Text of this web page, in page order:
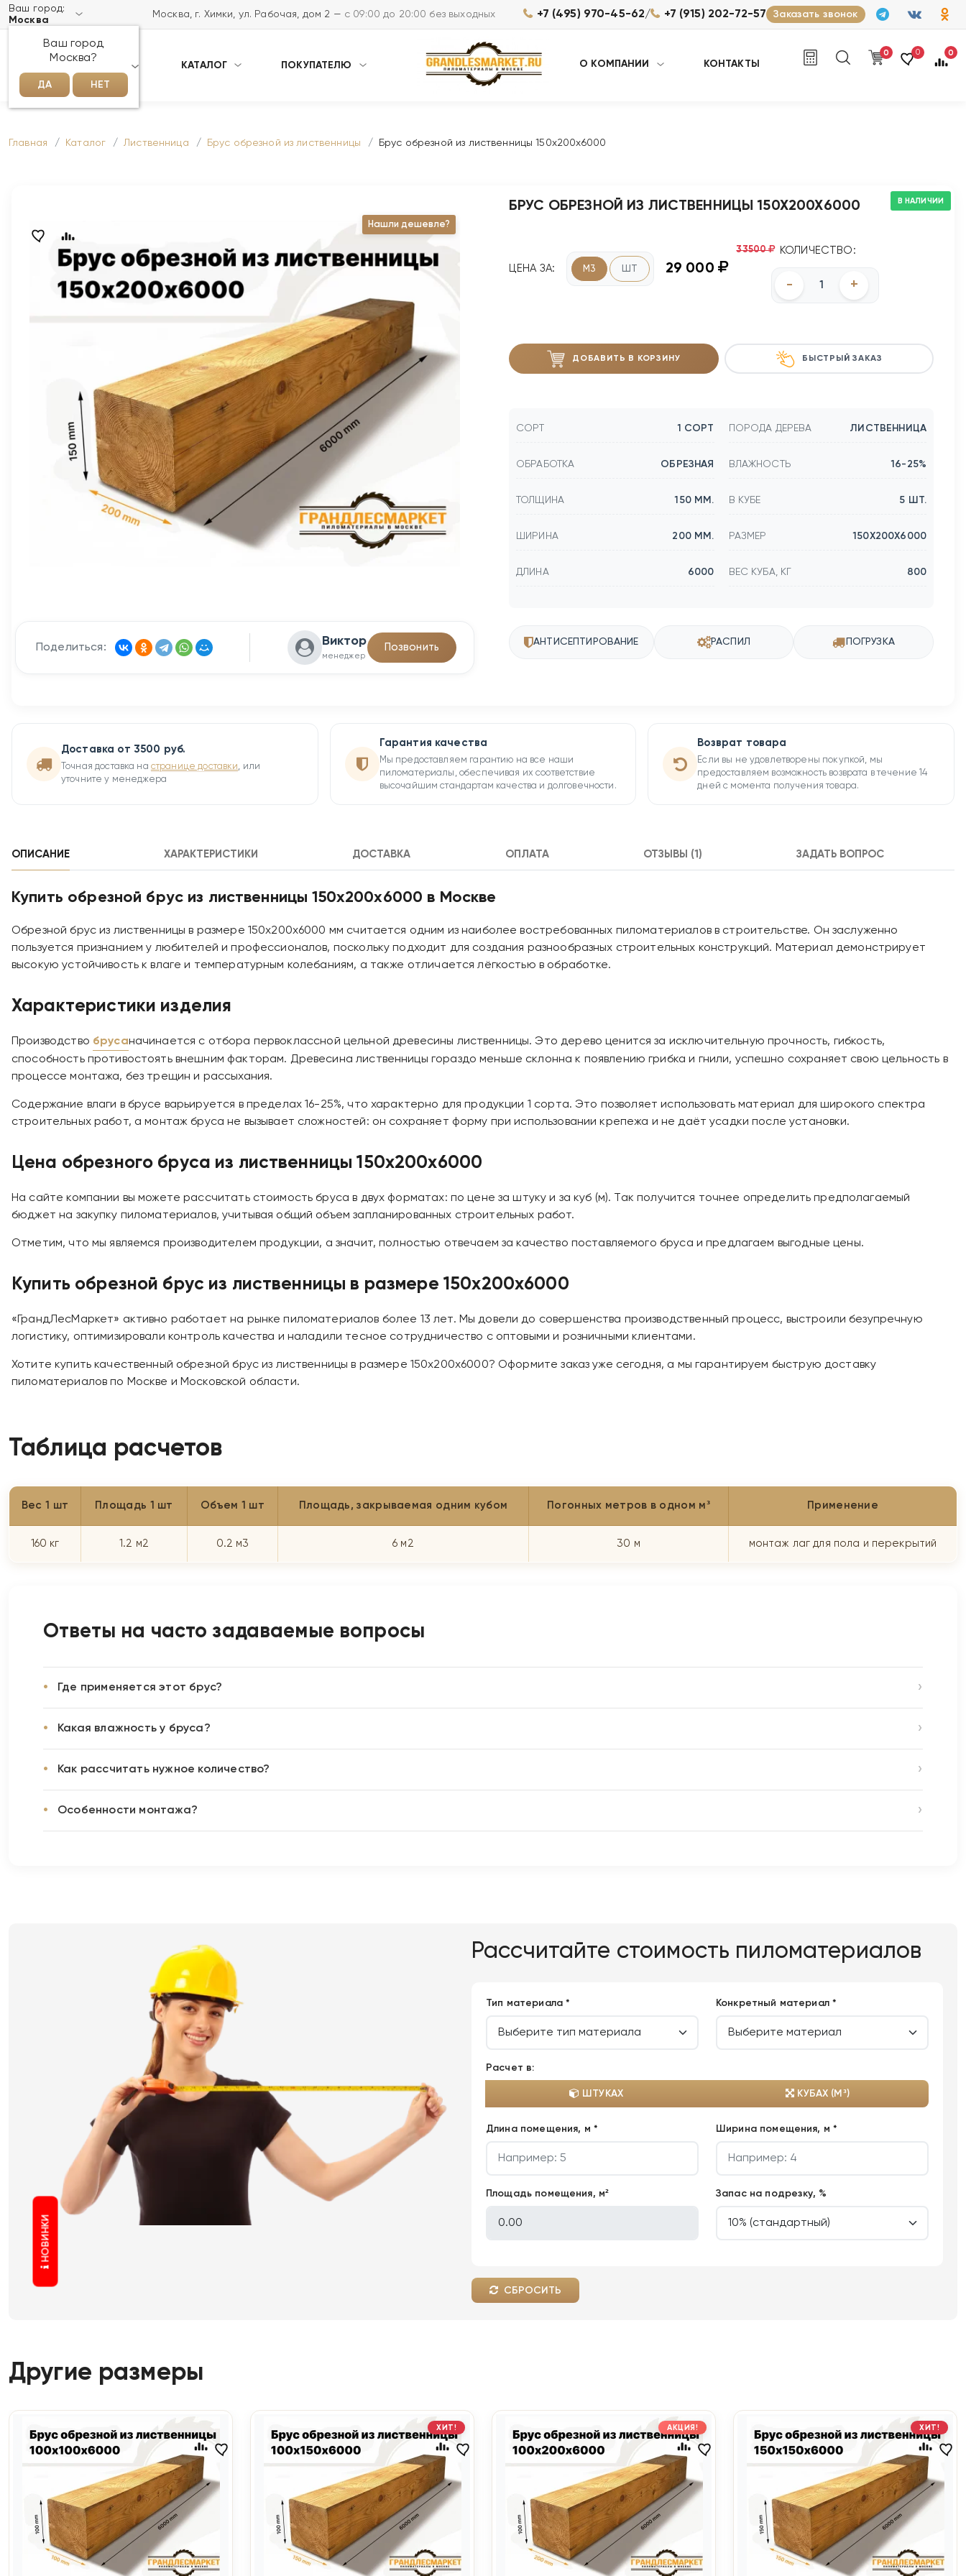
Ваш город:
Москва
Ваш город
Москва?
ДА НЕТ
Москва, г. Химки, ул. Рабочая, дом 2 — с 09:00 до 20:00 без выходных +7 (495) 970-45-62/ +7 (915) 202-72-57 Заказать звонок
КАТАЛОГ ПОКУПАТЕЛЮ О КОМПАНИИ КОНТАКТЫ
0 0 0
Главная Каталог Лиственница Брус обрезной из лиственницы Брус обрезной из лиственницы 150х200х6000
Нашли дешевле?
В НАЛИЧИИ
Поделиться:
Виктор
менеджер
Позвонить
БРУС ОБРЕЗНОЙ ИЗ ЛИСТВЕННИЦЫ 150Х200Х6000
ЦЕНА ЗА: М3 ШТ 29 000
33500 КОЛИЧЕСТВО:
- +
ДОБАВИТЬ В КОРЗИНУ БЫСТРЫЙ ЗАКАЗ
СОРТ 1 СОРТ ПОРОДА ДЕРЕВА ЛИСТВЕННИЦА
ОБРАБОТКА ОБРЕЗНАЯ ВЛАЖНОСТЬ 16-25%
ТОЛЩИНА 150 ММ. В КУБЕ 5 ШТ.
ШИРИНА 200 ММ. РАЗМЕР 150Х200Х6000
ДЛИНА 6000 ВЕС КУБА, КГ 800
АНТИСЕПТИРОВАНИЕ РАСПИЛ ПОГРУЗКА
Доставка от 3500 руб.
Точная доставка на странице доставки, или
уточните у менеджера
Гарантия качества
Мы предоставляем гарантию на все наши
пиломатериалы, обеспечивая их соответствие
высочайшим стандартам качества и долговечности.
Возврат товара
Если вы не удовлетворены покупкой, мы
предоставляем возможность возврата в течение 14
дней с момента получения товара.
ОПИСАНИЕ ХАРАКТЕРИСТИКИ ДОСТАВКА ОПЛАТА ОТЗЫВЫ (1) ЗАДАТЬ ВОПРОС
Купить обрезной брус из лиственницы 150х200х6000 в Москве
Обрезной брус из лиственницы в размере 150х200х6000 мм считается одним из наиболее востребованных пиломатериалов в строительстве. Он заслуженно
пользуется признанием у любителей и профессионалов, поскольку подходит для создания разнообразных строительных конструкций. Материал демонстрирует
высокую устойчивость к влаге и температурным колебаниям, а также отличается лёгкостью в обработке.
Характеристики изделия
Производство брусаначинается с отбора первоклассной цельной древесины лиственницы. Это дерево ценится за исключительную прочность, гибкость,
способность противостоять внешним факторам. Древесина лиственницы гораздо меньше склонна к появлению грибка и гнили, успешно сохраняет свою цельность в
процессе монтажа, без трещин и рассыхания.
Содержание влаги в брусе варьируется в пределах 16-25%, что характерно для продукции 1 сорта. Это позволяет использовать материал для широкого спектра
строительных работ, а монтаж бруса не вызывает сложностей: он сохраняет форму при использовании крепежа и не даёт усадки после установки.
Цена обрезного бруса из лиственницы 150х200х6000
На сайте компании вы можете рассчитать стоимость бруса в двух форматах: по цене за штуку и за куб (м). Так получится точнее определить предполагаемый
бюджет на закупку пиломатериалов, учитывая общий объем запланированных строительных работ.
Отметим, что мы являемся производителем продукции, а значит, полностью отвечаем за качество поставляемого бруса и предлагаем выгодные цены.
Купить обрезной брус из лиственницы в размере 150х200х6000
«ГрандЛесМаркет» активно работает на рынке пиломатериалов более 13 лет. Мы довели до совершенства производственный процесс, выстроили безупречную
логистику, оптимизировали контроль качества и наладили тесное сотрудничество с оптовыми и розничными клиентами.
Хотите купить качественный обрезной брус из лиственницы в размере 150х200х6000? Оформите заказ уже сегодня, а мы гарантируем быструю доставку
пиломатериалов по Москве и Московской области.
Таблица расчетов
Вес 1 шт Площадь 1 шт Объем 1 шт Площадь, закрываемая одним кубом Погонных метров в одном м³ Применение
160 кг 1.2 м2 0.2 м3 6 м2 30 м монтаж лаг для пола и перекрытий
Ответы на часто задаваемые вопросы
Где применяется этот брус?
Какая влажность у бруса?
Как рассчитать нужное количество?
Особенности монтажа?
Рассчитайте стоимость пиломатериалов
Тип материала * Конкретный материал *
Расчет в:
ШТУКАХ КУБАХ (М³)
Длина помещения, м * Ширина помещения, м *
Площадь помещения, м² Запас на подрезку, %
СБРОСИТЬ
Другие размеры
ХИТ! АКЦИЯ! ХИТ!
НОВИНКИ